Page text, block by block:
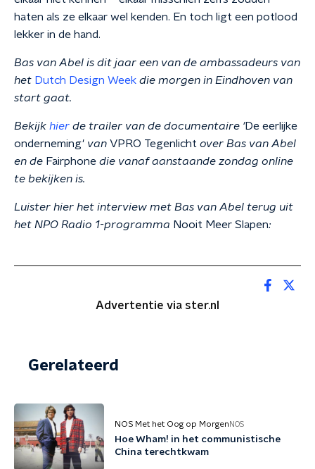
haten als ze elkaar wel kenden. En toch ligt een potlood
lekker in de hand.
Bas van Abel is dit jaar een van de ambassadeurs van
het Dutch Design Week die morgen in Eindhoven van
start gaat.
Bekijk hier de trailer van de documentaire 'De eerlijke
onderneming' van VPRO Tegenlicht over Bas van Abel
en de Fairphone die vanaf aanstaande zondag online
te bekijken is.
Luister hier het interview met Bas van Abel terug uit
het NPO Radio 1-programma Nooit Meer Slapen:
Advertentie via ster.nl
Gerelateerd
NOS Met het Oog op Morgen NOS
Hoe Wham! in het communistische
China terechtkwam